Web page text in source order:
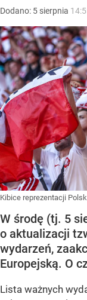
Dodano: 5 sierpnia
Kibice reprezentacji
W środę (tj. 5
o aktualizacji
wydarzeń,
Europejską. O
Lista ważnych